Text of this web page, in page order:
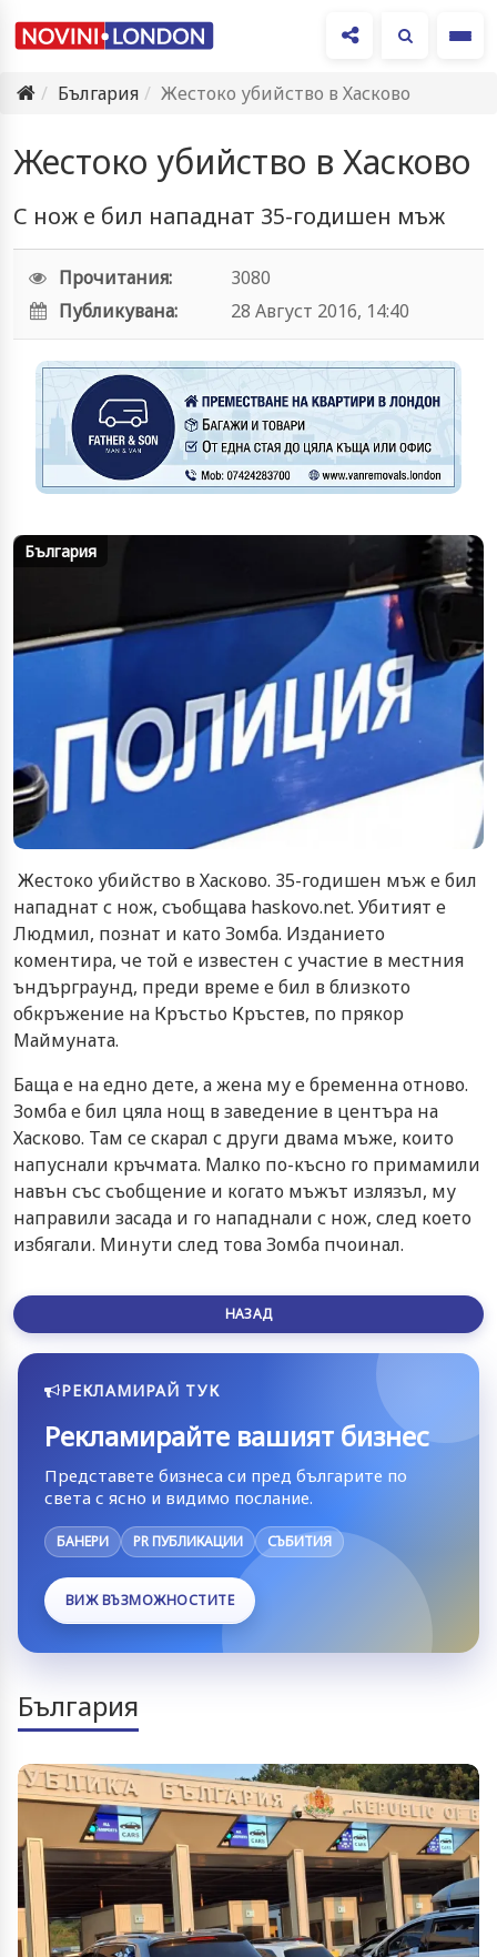
България
Жестоко убийство в Хасково
Жестоко убийство в Хасково
С нож е бил нападнат 35-годишен мъж
Прочитания:
3080
Публикувана:
28 Август 2016, 14:40
България
Жестоко убийство в Хасково. 35-годишен мъж е бил
нападнат с нож, съобщава haskovo.net. Убитият е
Людмил, познат и като Зомба. Изданието
коментира, че той е известен с участие в местния
ъндърграунд, преди време е бил в близкото
обкръжение на Кръстьо Кръстев, по прякор
Маймуната.
Баща е на едно дете, а жена му е бременна отново.
Зомба е бил цяла нощ в заведение в центъра на
Хасково. Там се скарал с други двама мъже, които
напуснали кръчмата. Малко по-късно го примамили
навън със съобщение и когато мъжът излязъл, му
направили засада и го нападнали с нож, след което
избягали. Минути след това Зомба пчоинал.
НАЗАД
РЕКЛАМИРАЙ ТУК
Рекламирайте вашият бизнес
Представете бизнеса си пред българите по
света с ясно и видимо послание.
БАНЕРИ PR ПУБЛИКАЦИИ СЪБИТИЯ
ВИЖ ВЪЗМОЖНОСТИТЕ
България